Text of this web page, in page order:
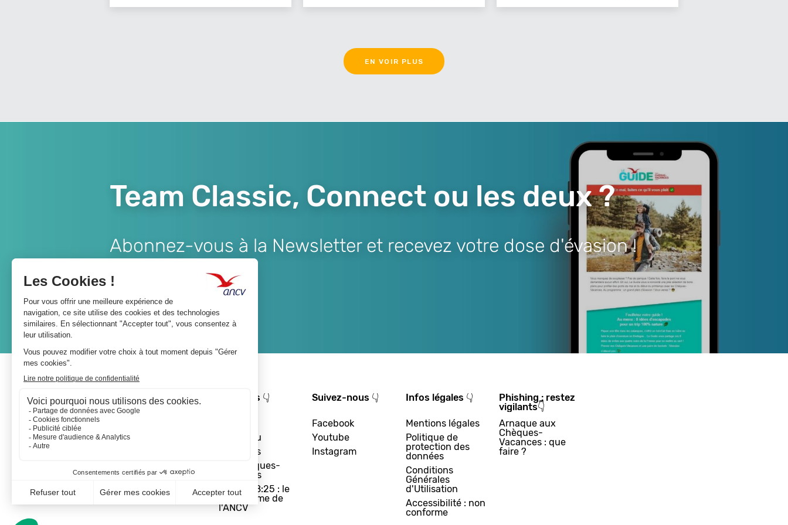
EN VOIR PLUS
Team Classic, Connect ou les deux ?
Abonnez-vous à la Newsletter et recevez votre dose d'évasion !
A propos 👇
Le réseau
Les actus
Les Chèques-
Vacances
Départ 18:25 : le
programme de
l'ANCV
Suivez-nous 👇
Facebook
Youtube
Instagram
Infos légales 👇
Mentions légales
Politique de
protection des
données
Conditions
Générales
d'Utilisation
Accessibilité : non
conforme
Phishing : restez
vigilants👇
Arnaque aux
Chèques-
Vacances : que
faire ?